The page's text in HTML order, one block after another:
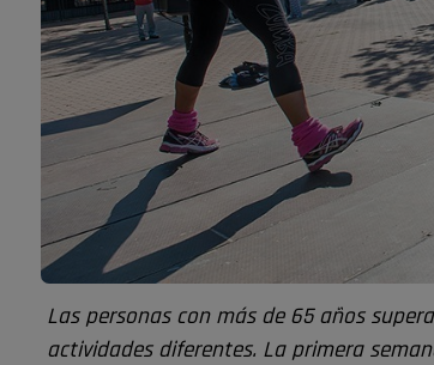
Las personas con más de 65 años
actividades diferentes. La primera